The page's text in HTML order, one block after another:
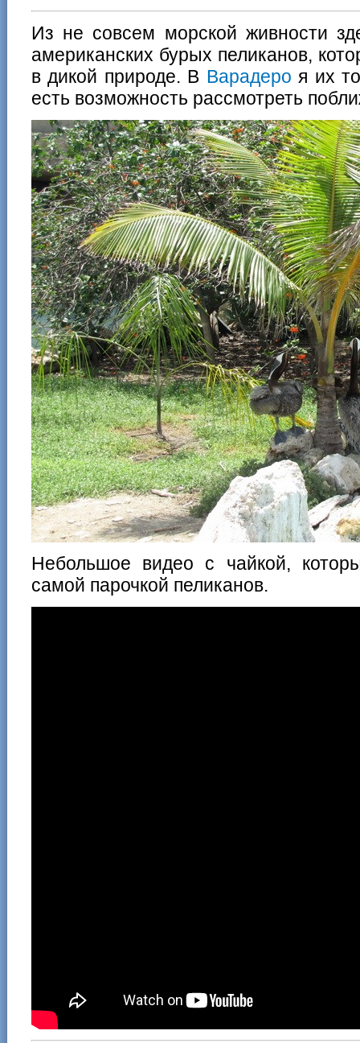
Из не совсем морской живности
американских бурых пеликанов,
в дикой природе. В Варадеро я их
есть возможность рассмотреть
Небольшое видео с чайкой,
самой парочкой пеликанов.